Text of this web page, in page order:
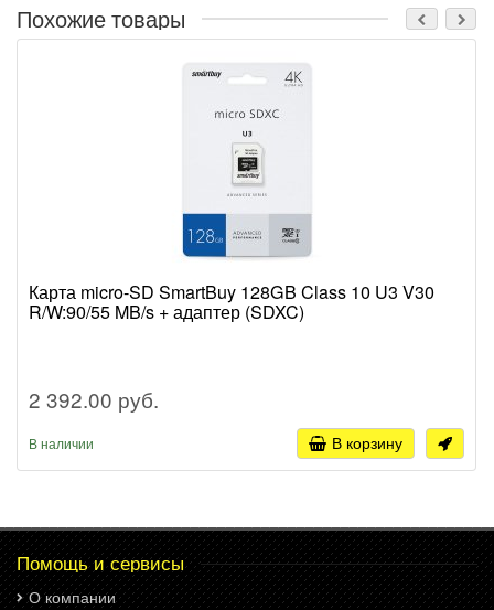
Похожие товары
Карта micro-SD SmartBuy 128GB Class 10 U3 V30
R/W:90/55 MB/s + адаптер (SDXC)
2 392.00 руб.
В наличии В корзину
Помощь и сервисы
О компании